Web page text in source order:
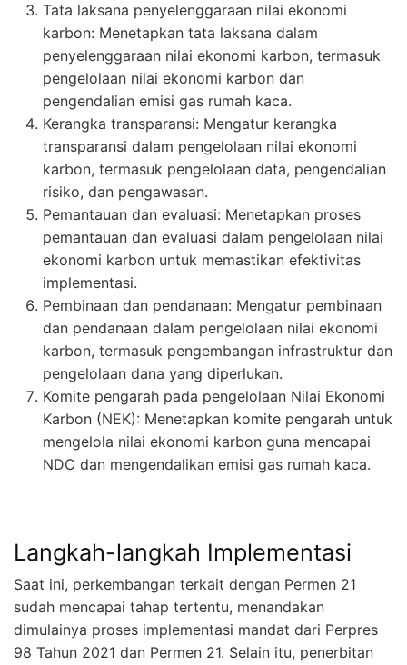
Tata laksana penyelenggaraan nilai ekonomi
karbon: Menetapkan tata laksana dalam
penyelenggaraan nilai ekonomi karbon, termasuk
pengelolaan nilai ekonomi karbon dan
pengendalian emisi gas rumah kaca.
Kerangka transparansi: Mengatur kerangka
transparansi dalam pengelolaan nilai ekonomi
karbon, termasuk pengelolaan data, pengendalian
risiko, dan pengawasan.
Pemantauan dan evaluasi: Menetapkan proses
pemantauan dan evaluasi dalam pengelolaan nilai
ekonomi karbon untuk memastikan efektivitas
implementasi.
Pembinaan dan pendanaan: Mengatur pembinaan
dan pendanaan dalam pengelolaan nilai ekonomi
karbon, termasuk pengembangan infrastruktur dan
pengelolaan dana yang diperlukan.
Komite pengarah pada pengelolaan Nilai Ekonomi
Karbon (NEK): Menetapkan komite pengarah untuk
mengelola nilai ekonomi karbon guna mencapai
NDC dan mengendalikan emisi gas rumah kaca.
Langkah-langkah Implementasi
Saat ini, perkembangan terkait dengan Permen 21
sudah mencapai tahap tertentu, menandakan
dimulainya proses implementasi mandat dari Perpres
98 Tahun 2021 dan Permen 21. Selain itu, penerbitan